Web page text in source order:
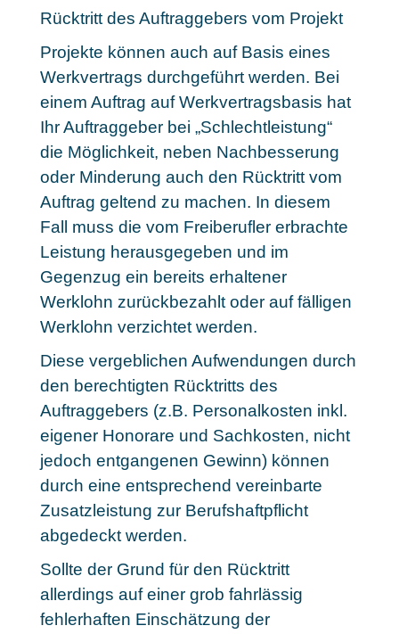
Rücktritt des Auftraggebers vom Projekt
Projekte können auch auf Basis eines
Werkvertrags durchgeführt werden. Bei
einem Auftrag auf Werkvertragsbasis hat
Ihr Auftraggeber bei „Schlechtleistung“
die Möglichkeit, neben Nachbesserung
oder Minderung auch den Rücktritt vom
Auftrag geltend zu machen. In diesem
Fall muss die vom Freiberufler erbrachte
Leistung herausgegeben und im
Gegenzug ein bereits erhaltener
Werklohn zurückbezahlt oder auf fälligen
Werklohn verzichtet werden.
Diese vergeblichen Aufwendungen durch
den berechtigten Rücktritts des
Auftraggebers (z.B. Personalkosten inkl.
eigener Honorare und Sachkosten, nicht
jedoch entgangenen Gewinn) können
durch eine entsprechend vereinbarte
Zusatzleistung zur Berufshaftpflicht
abgedeckt werden.
Sollte der Grund für den Rücktritt
allerdings auf einer grob fahrlässig
fehlerhaften Einschätzung der